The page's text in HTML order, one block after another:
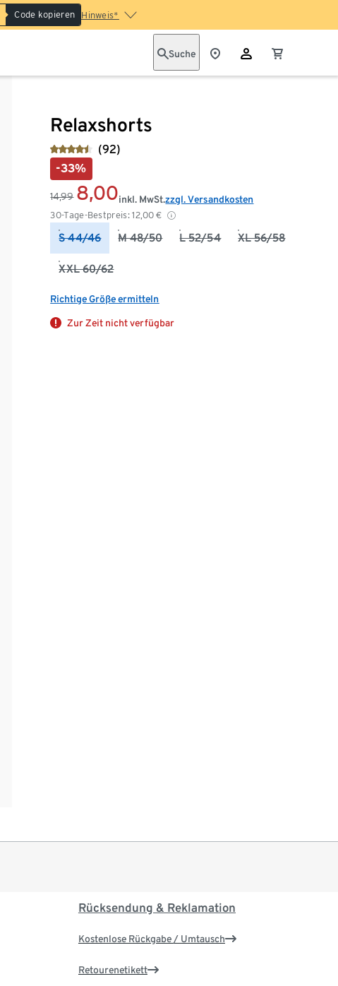
Code kopieren Hinweis*
Suche
Relaxshorts
(92)
-33%
14,99 8,00
30-Tage-Bestpreis: 12,00 €
inkl. MwSt.zzgl. Versandkosten
S 44/46 M 48/50 L 52/54 XL 56/58
XXL 60/62
Richtige Größe ermitteln
Zur Zeit nicht verfügbar
Rücksendung & Reklamation
Kostenlose Rückgabe / Umtausch
Retourenetikett